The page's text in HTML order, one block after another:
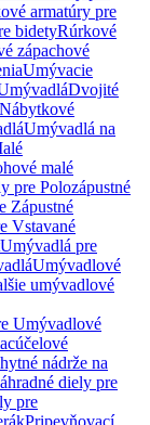
armatúry pre
bidetyRúrkové
zápachové
Umývacie
Dvojité
Nábytkové
Umývadlá na
malé
pre Polozápustné
Zápustné
Vstavané
Umývadlá pre
Umývadlové
umývadlové
Umývadlové
nádrže na
diely pre
pre
Pripevňovací